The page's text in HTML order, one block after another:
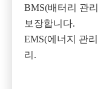
BMS(배터리 관
보장합니다.
EMS(에너지 관
리.